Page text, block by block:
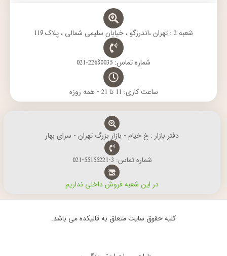
شعبه 2 : تهران ،اندرزگو ، خیابان سلیمی شمالی ، پلاک 119
شماره تماس: 22680035-021
ساعت کاری: 11 تا 21 - همه روزه
دفتر بازار : خ خیام - بازار بزرگ تهران - سرای بهار
شماره تماس: 3-55155221-021
در این شعبه فروش داخلی نداریم
کلیه حقوق سایت متعلق به قالیکده می باشد.